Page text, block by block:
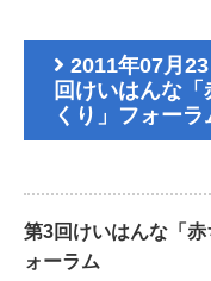
2011年07月
回けいはんな
くり」フォーラ
第3回けいはんな「
ォーラム